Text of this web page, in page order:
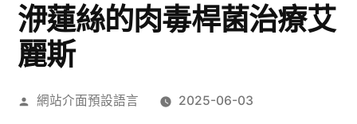
洢蓮絲的肉毒桿菌治療艾
麗斯
作
網站介面預設語言 2025-06-03